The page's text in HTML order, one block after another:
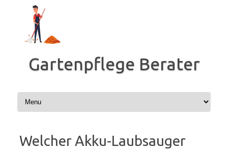
springen
Gartenpflege Berater
Welcher Akku-Laubsauger